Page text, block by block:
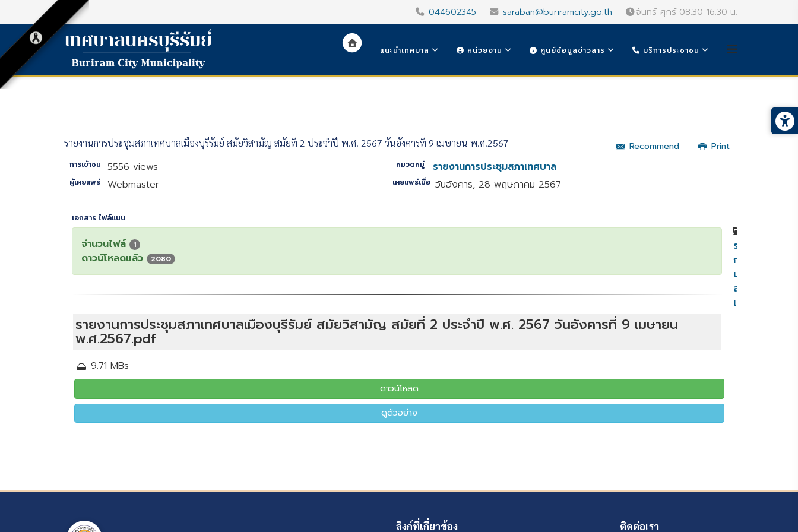
044602345 saraban@buriramcity.go.th จันทร์-ศุกร์ 08.30-16.30 น.
แนะนำเทศบาล หน่วยงาน ศูนย์ข้อมูลข่าวสาร บริการประชาชน
Recommend Print
รายงานการประชุมสภาเทศบาลเมืองบุรีรัมย์ สมัยวิสามัญ สมัยที่ 2 ประจำปี พ.ศ. 2567 วันอังคารที่ 9 เมษายน พ.ศ.2567
การเข้าชม 5556 views หมวดหมู่ รายงานการประชุมสภาเทศบาล
ผู้เผยแพร่ Webmaster เผยแพร่เมื่อ วันอังคาร, 28 พฤษภาคม 2567
เอกสาร ไฟล์แนบ
จำนวนไฟล์ 1
ดาวน์โหลดแล้ว 2080
รายงานการประชุมสภาเทศบาลเมืองบุรีรัมย์ สมัยวิสามัญ สมัยที่ 2 ประจำปี พ.ศ. 2567 วันอังคารที่ 9 เมษายน
พ.ศ.2567.pdf
9.71 MBs
ดาวน์โหลด
ดูตัวอย่าง
รายงาน
การ
ประชุม
สภา
เทศบาล
ลิงก์ที่เกี่ยวข้อง ติดต่อเรา